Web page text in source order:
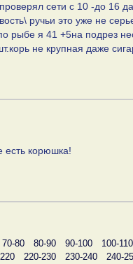
сети с 10 -до 16
ручьи это уже не
рыбе я 41 +5на подрез
не крупная даже
есть корюшка!
70-80 80-90 90-100 100-110
220-230 230-240 240-